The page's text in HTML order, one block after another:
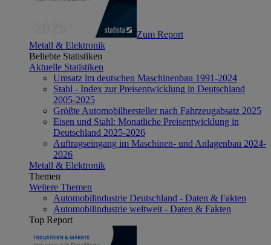
Zum Report
Metall & Elektronik
Beliebte Statistiken
Aktuelle Statistiken
Umsatz im deutschen Maschinenbau 1991-2024
Stahl - Index zur Preisentwicklung in Deutschland
2005-2025
Größte Automobilhersteller nach Fahrzeugabsatz 2025
Eisen und Stahl: Monatliche Preisentwicklung in
Deutschland 2025-2026
Auftragseingang im Maschinen- und Anlagenbau 2024-
2026
Metall & Elektronik
Themen
Weitere Themen
Automobilindustrie Deutschland - Daten & Fakten
Automobilindustrie weltweit - Daten & Fakten
Top Report